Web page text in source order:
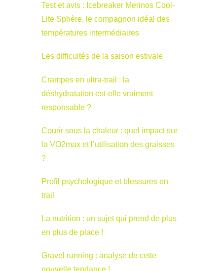
Test et avis : Icebreaker Merinos Cool-
Lite Sphère, le compagnon idéal des
températures intermédiaires
Les difficultés de la saison estivale
Crampes en ultra-trail : la
déshydratation est-elle vraiment
responsable ?
Courir sous la chaleur : quel impact sur
la VO2max et l’utilisation des graisses
?
Profil psychologique et blessures en
trail
La nutrition : un sujet qui prend de plus
en plus de place !
Gravel running : analyse de cette